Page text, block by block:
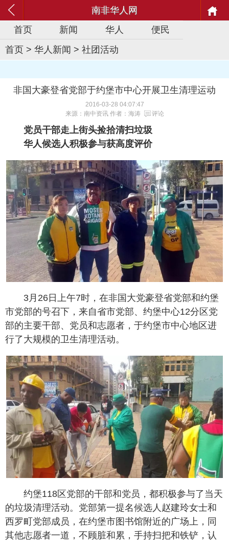
南非华人网
首页
新闻 华人
便民
首页 > 华人新闻 > 社团活动
非国大豪登省党部于约堡市中心开展卫生清理运动
2016-03-28 04:07:47
来源：南中资讯 作者：海涛
评论
党员干部走上街头捡拾清扫垃圾
华人候选人积极参与获高度评价
3月26日上午7时，在非国大党豪登省党部和约堡
市党部的号召下，来自省市党部、约堡中心12分区党
部的主要干部、党员和志愿者，于约堡市中心地区进
行了大规模的卫生清理活动。
约堡118区党部的干部和党员，都积极参与了当天
的垃圾清理活动。党部第一提名候选人赵建玲女士和
西罗町党部成员，在约堡市图书馆附近的广场上，同
其他志愿者一道，不顾脏和累，手持扫把和铁铲，认